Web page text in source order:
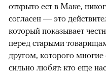
открыто ест в Маке,
согласен — это
который показывает
перед старыми
другом, которого многие
сильно любят: кто еще